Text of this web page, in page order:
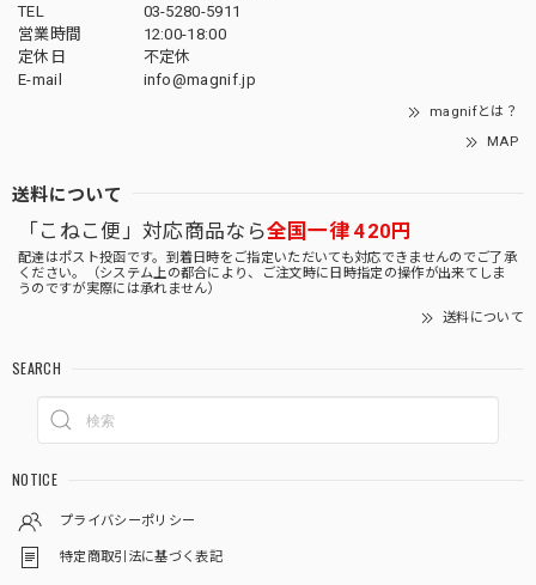
TEL
03-5280-5911
営業時間
12:00-18:00
定休日
不定休
E-mail
info@magnif.jp
magnifとは？
MAP
送料について
「こねこ便」対応商品なら全国一律 420円
配達はポスト投函です。到着日時をご指定いただいても対応できませんのでご了承
ください。（システム上の都合により、ご注文時に日時指定の操作が出来てしま
うのですが実際には承れません）
送料について
SEARCH
NOTICE
プライバシーポリシー
特定商取引法に基づく表記